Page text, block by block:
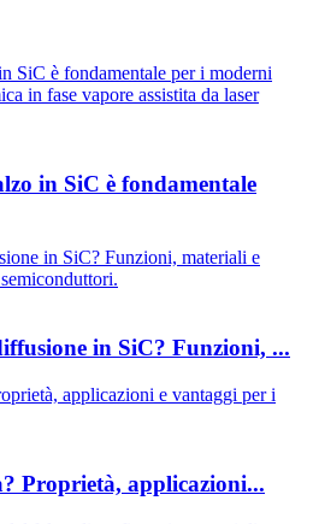
in SiC è fondamentale
in SiC? Funzioni, ...
Proprietà, applicazioni...